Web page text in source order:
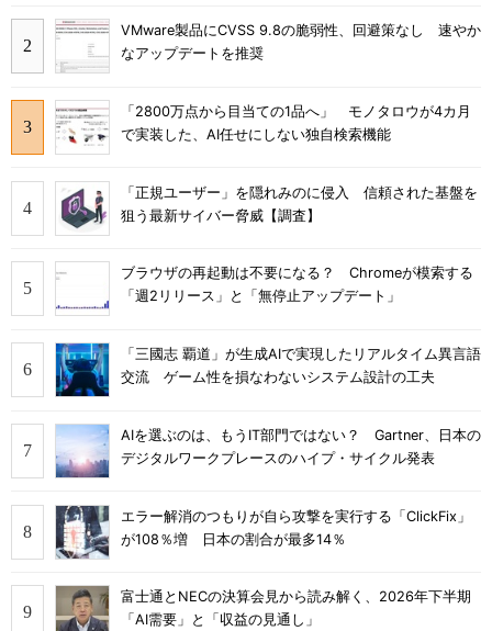
VMware製品にCVSS 9.8の脆弱性、回避策なし 速やか
なアップデートを推奨
「2800万点から目当ての1品へ」 モノタロウが4カ月
で実装した、AI任せにしない独自検索機能
「正規ユーザー」を隠れみのに侵入 信頼された基盤を
狙う最新サイバー脅威【調査】
ブラウザの再起動は不要になる？ Chromeが模索する
「週2リリース」と「無停止アップデート」
「三國志 覇道」が生成AIで実現したリアルタイム異言語
交流 ゲーム性を損なわないシステム設計の工夫
AIを選ぶのは、もうIT部門ではない？ Gartner、日本の
デジタルワークプレースのハイプ・サイクル発表
エラー解消のつもりが自ら攻撃を実行する「ClickFix」
が108％増 日本の割合が最多14％
富士通とNECの決算会見から読み解く、2026年下半期
「AI需要」と「収益の見通し」